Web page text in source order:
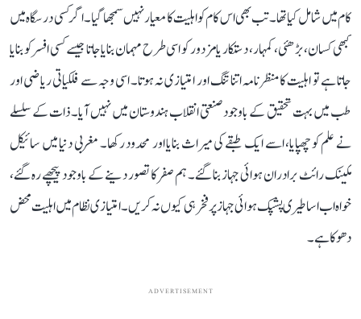
کام میں شامل کیا تھا۔ تب بھی اس کام کو اہلیت کا معیار نہیں سمجھا گیا۔ اگر کسی درسگاہ میں
کبھی کسان، بڑھئی، کمہار، دستکار یا مزدور کو اسی طرح مہمان بنایا جاتا جیسے کسی افسر کو بنایا
جاتا ہے تو اہلیت کا منظرنامہ اتنا تنگ اور امتیازی نہ ہوتا۔ اسی وجہ سے فلکیاتی ریاضی اور
طب میں بہت تحقیق کے باوجود صنعتی انقلاب ہندوستان میں نہیں آیا۔ ذات کے سلسلے
نے علم کو چھپایا، اسے ایک طبقے کی میراث بنایا اور محدود رکھا۔ مغربی دنیا میں سائیکل
مکینک رائٹ برادران ہوائی جہاز بنا گئے۔ ہم صفر کا تصور دینے کے باوجود پیچھے رہ گئے،
خواہ اب اساطیری پشپک ہوائی جہاز پر فخر ہی کیوں نہ کریں۔ امتیازی نظام میں اہلیت محض
دھوکا ہے۔
ADVERTISEMENT